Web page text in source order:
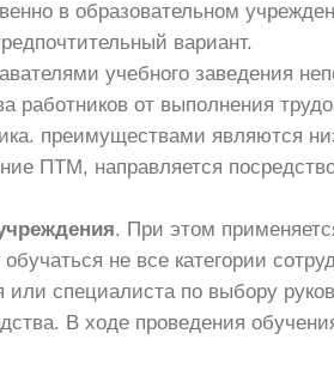
в образовательном
вариант.
учебного заведения
работников от выполнения
преимуществами являются
ПТМ, направляется
. При этом
не все категории
или специалиста по выбору
В ходе проведения